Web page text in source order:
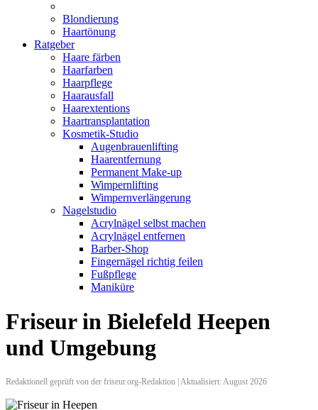
Blondierung
Haartönung
Ratgeber
Haare färben
Haarfarben
Haarpflege
Haarausfall
Haarextentions
Haartransplantation
Kosmetik-Studio
Augenbrauenlifting
Haarentfernung
Permanent Make-up
Wimpernlifting
Wimpernverlängerung
Nagelstudio
Acrylnägel selbst machen
Acrylnägel entfernen
Barber-Shop
Fingernägel richtig feilen
Fußpflege
Maniküre
Friseur in Bielefeld Heepen
und Umgebung
Redaktionell geprüft von der friseur.org-Redaktion | Aktualisiert: August 2026